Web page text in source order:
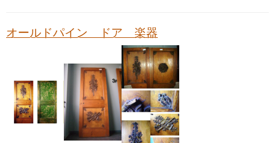
オールドパイン ドア 楽器